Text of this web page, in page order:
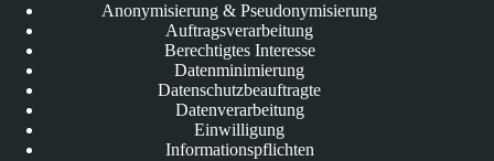
Anonymisierung & Pseudonymisierung
Auftragsverarbeitung
Berechtigtes Interesse
Datenminimierung
Datenschutzbeauftragte
Datenverarbeitung
Einwilligung
Informationspflichten